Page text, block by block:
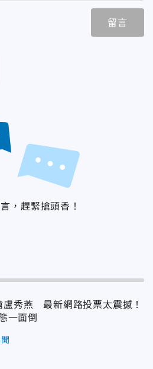
留言
，趕緊搶頭香！
盧秀燕 最新網路投票太震撼！
一面倒